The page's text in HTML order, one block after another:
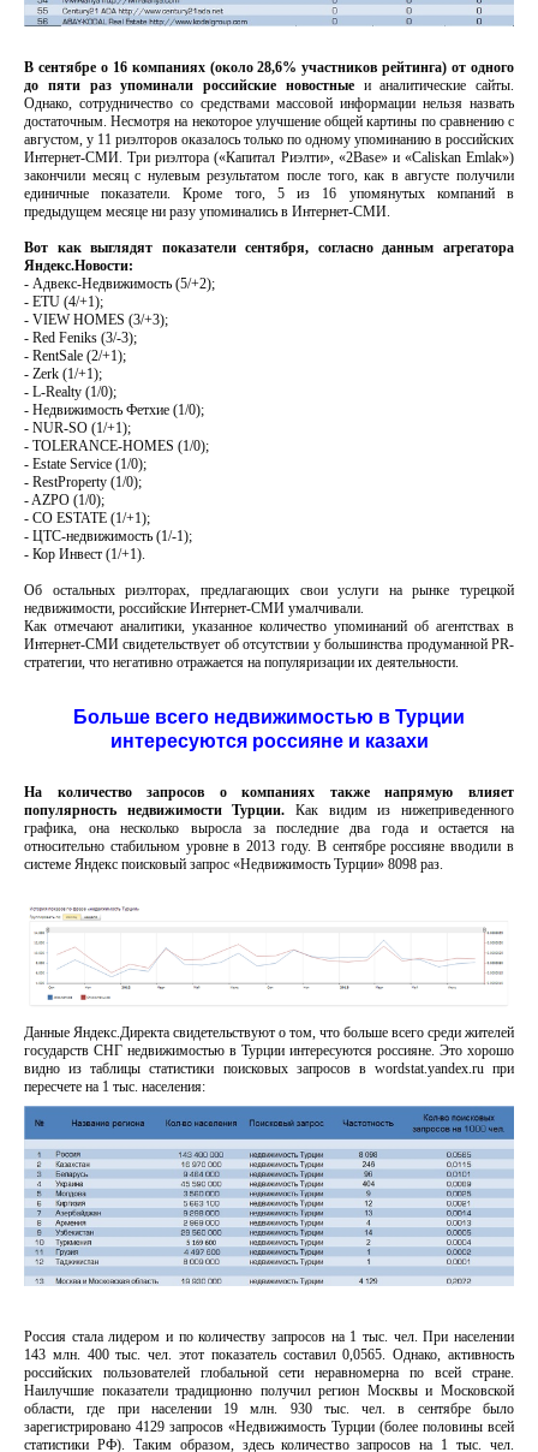
В сентябре о 16 компаниях (около 28,6% участников рейтинга) от одного
до пяти раз упоминали российские новостные и аналитические сайты.
Однако, сотрудничество со средствами массовой информации нельзя назвать
достаточным. Несмотря на некоторое улучшение общей картины по сравнению с
августом, у 11 риэлторов оказалось только по одному упоминанию в российских
Интернет-СМИ. Три риэлтора («Капитал Риэлти», «2Base» и «Caliskan Emlak»)
закончили месяц с нулевым результатом после того, как в августе получили
единичные показатели. Кроме того, 5 из 16 упомянутых компаний в
предыдущем месяце ни разу упоминались в Интернет-СМИ.
Вот как выглядят показатели сентября, согласно данным агрегатора
Яндекс.Новости:
- Адвекс-Недвижимость (5/+2);
- ETU (4/+1);
- VIEW HOMES (3/+3);
- Red Feniks (3/-3);
- RentSale (2/+1);
- Zerk (1/+1);
- L-Realty (1/0);
- Недвижимость Фетхие (1/0);
- NUR-SO (1/+1);
- TOLERANCE-HOMES (1/0);
- Estate Service (1/0);
- RestProperty (1/0);
- AZPO (1/0);
- CO ESTATE (1/+1);
- ЦТС-недвижимость (1/-1);
- Кор Инвест (1/+1).
Об остальных риэлторах, предлагающих свои услуги на рынке турецкой
недвижимости, российские Интернет-СМИ умалчивали.
Как отмечают аналитики, указанное количество упоминаний об агентствах в
Интернет-СМИ свидетельствует об отсутствии у большинства продуманной PR-
стратегии, что негативно отражается на популяризации их деятельности.
Больше всего недвижимостью в Турции
интересуются россияне и казахи
На количество запросов о компаниях также напрямую влияет
популярность недвижимости Турции. Как видим из нижеприведенного
графика, она несколько выросла за последние два года и остается на
относительно стабильном уровне в 2013 году. В сентябре россияне вводили в
системе Яндекс поисковый запрос «Недвижимость Турции» 8098 раз.
Данные Яндекс.Директа свидетельствуют о том, что больше всего среди жителей
государств СНГ недвижимостью в Турции интересуются россияне. Это хорошо
видно из таблицы статистики поисковых запросов в wordstat.yandex.ru при
пересчете на 1 тыс. населения:
Россия стала лидером и по количеству запросов на 1 тыс. чел. При населении
143 млн. 400 тыс. чел. этот показатель составил 0,0565. Однако, активность
российских пользователей глобальной сети неравномерна по всей стране.
Наилучшие показатели традиционно получил регион Москвы и Московской
области, где при населении 19 млн. 930 тыс. чел. в сентябре было
зарегистрировано 4129 запросов «Недвижимость Турции (более половины всей
статистики РФ). Таким образом, здесь количество запросов на 1 тыс. чел.